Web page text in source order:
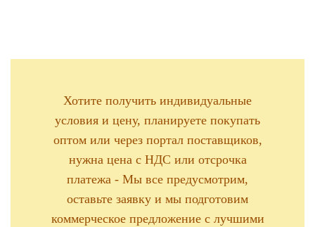
Хотите получить индивидуальные
условия и цену, планируете покупать
оптом или через портал поставщиков,
нужна цена с НДС или отсрочка
платежа - Мы все предусмотрим,
оставьте заявку и мы подготовим
коммерческое предложение с лучшими